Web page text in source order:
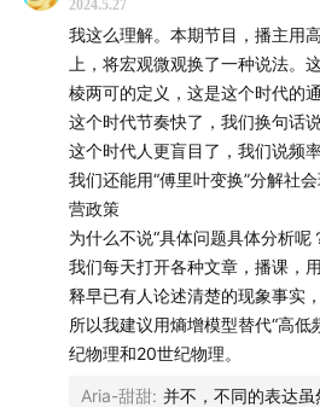
（是一个尽兴的下午，谢谢到场的
【AI 私董会活动预告】
2024.5.27
我这么理解。本期节目，播主用
上，将宏观微观换了一种说法。
棱两可的定义，这是这个时代的通
这个时代节奏快了，我们换句话
这个时代人更盲目了，我们说频
我们还能用“傅里叶变换”分解社
营政策
为什么不说“具体问题具体分析呢
我们每天打开各种文章，播课，
释早已有人论述清楚的现象事实
所以我建议用熵增模型替代“高低
纪物理和20世纪物理。
Aria-甜甜: 并不，不同的表达